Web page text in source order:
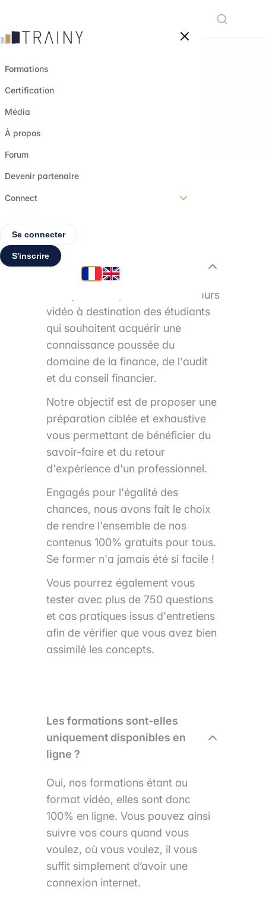
Formations
Certification
Média
À propos
Forum
Devenir partenaire
Connect
Se connecter
S'inscrire
Comment ça
Qu'est-ce que Trainy ?
Trainy est une plateforme de cours
vidéo à destination des étudiants
qui souhaitent acquérir une
connaissance poussée du
domaine de la finance, de l'audit
et du conseil financier.
Notre objectif est de proposer une
préparation ciblée et exhaustive
vous permettant de bénéficier du
savoir-faire et du retour
d'expérience d'un professionnel.
Engagés pour l'égalité des
chances, nous avons fait le choix
de rendre l'ensemble de nos
contenus 100% gratuits pour tous.
Se former n'a jamais été si facile !
Vous pourrez également vous
tester avec plus de 750 questions
et cas pratiques issus d'entretiens
afin de vérifier que vous avez bien
assimilé les concepts.
Les formations sont-elles
uniquement disponibles en
ligne ?
Oui, nos formations étant au
format vidéo, elles sont donc
100% en ligne. Vous pouvez ainsi
suivre vos cours quand vous
voulez, où vous voulez, il vous
suffit simplement d’avoir une
connexion internet.